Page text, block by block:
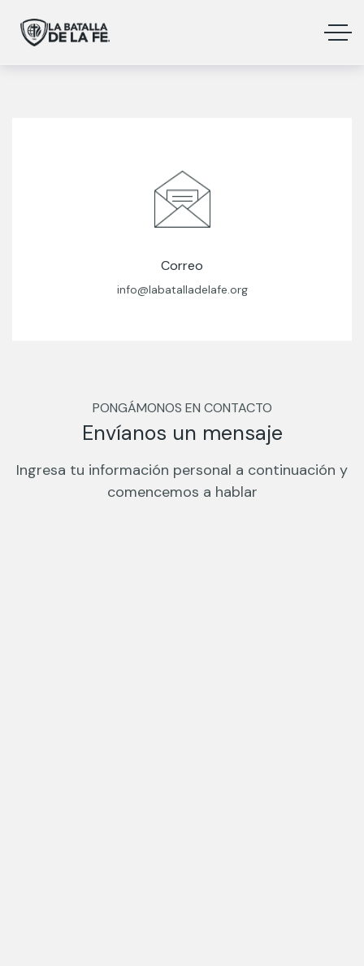
Correo
info@labatalladelafe.org
Envíanos un mensaje
PONGÁMONOS EN CONTACTO
Ingresa tu información personal a continuación y
comencemos a hablar